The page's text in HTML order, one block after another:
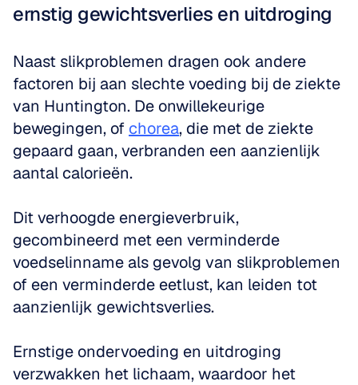
ernstig gewichtsverlies en uitdroging
Naast slikproblemen dragen ook andere
factoren bij aan slechte voeding bij de ziekte
van Huntington. De onwillekeurige
bewegingen, of chorea, die met de ziekte
gepaard gaan, verbranden een aanzienlijk
aantal calorieën.
Dit verhoogde energieverbruik,
gecombineerd met een verminderde
voedselinname als gevolg van slikproblemen
of een verminderde eetlust, kan leiden tot
aanzienlijk gewichtsverlies.
Ernstige ondervoeding en uitdroging
verzwakken het lichaam, waardoor het